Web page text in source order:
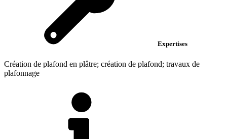
Expertises
Création de plafond en plâtre; création de plafond; travaux de
plafonnage